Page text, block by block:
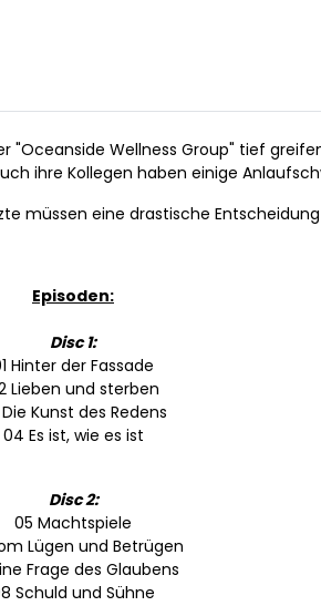
Wellness Group" tief
ihre Kollegen haben einige
müssen eine drastische
Episoden:
Disc 1:
Hinter der Fassade
Lieben und sterben
Kunst des Redens
04 Es ist, wie es ist
Disc 2:
05 Machtspiele
Lügen und Betrügen
Frage des Glaubens
Schuld und Sühne